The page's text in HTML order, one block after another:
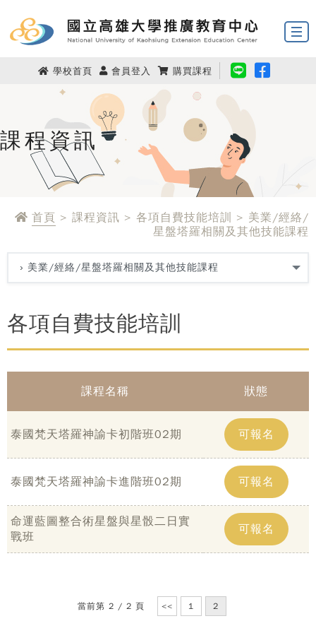
學校首頁 會員登入 購買課程
課程資訊
首頁 > 課程資訊 > 各項自費技能培訓 > 美業/經絡/
星盤塔羅相關及其他技能課程
各項自費技能培訓
課程名稱 狀態
泰國梵天塔羅神諭卡初階班02期 可報名
泰國梵天塔羅神諭卡進階班02期 可報名
命運藍圖整合術星盤與星骰二日實
戰班
可報名
當前第 2 / 2 頁 << 1 2